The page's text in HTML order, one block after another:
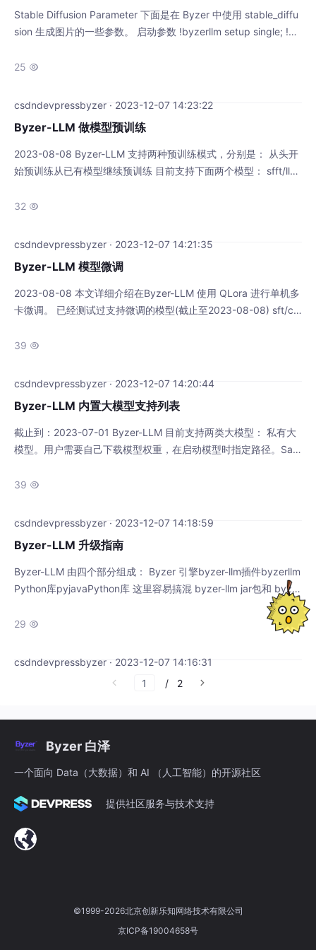
Stable Diffusion Parameter 下面是在 Byzer 中使用 stable_diffu
sion 生成图片的一些参数。 启动参数 !byzerllm setup single; !by
ction="infer" and pretrainedModelType="cus
25 
csdndevpressbyzer · 2023-12-07 14:23:22
Byzer-LLM 做模型预训练
2023-08-08 Byzer-LLM 支持两种预训练模式，分别是： 从头开
始预训练从已有模型继续预训练 目前支持下面两个模型： sfft/lla
请期待。 从已有模型继续预训练 加载文本类数据。也可以用微调
据表有text字段即可。 该字段为一段普通文本，
32 
csdndevpressbyzer · 2023-12-07 14:21:35
Byzer-LLM 模型微调
2023-08-08 本文详细介绍在Byzer-LLM 使用 QLora 进行单机多
卡微调。 已经测试过支持微调的模型(截止至2023-08-08) sft/ch
验证，需要点时间，敬请期待。 其中 chatglm2 需要 pytorch 2.0.
39 
csdndevpressbyzer · 2023-12-07 14:20:44
Byzer-LLM 内置大模型支持列表
截止到：2023-07-01 Byzer-LLM 目前支持两类大模型： 私有大
模型。用户需要自己下载模型权重，在启动模型时指定路径。Saa
区别在于私有大模型需要占用较大资源（诸如GPU/CPU等）。 Sa
模型 下面参数名称作为pretrainedModelT
39 
csdndevpressbyzer · 2023-12-07 14:18:59
Byzer-LLM 升级指南
Byzer-LLM 由四个部分组成： Byzer 引擎byzer-llm插件byzerllm
Python库pyjavaPython库 这里容易搞混 byzer-llm jar包和 byzer
llm Python 包。你可以理解为两者实现了 Java/Scala 和 Python
的沟通桥梁。 升级主要分成两部分： byzer-llm 插件 和 pyjava/b
29 
csdndevpressbyzer · 2023-12-07 14:16:31
/
2
Byzer 白泽
一个面向 Data（大数据）和 AI （人工智能）的开源社区
提供社区服务与技术支持
©1999-2026北京创新乐知网络技术有限公司
京ICP备19004658号